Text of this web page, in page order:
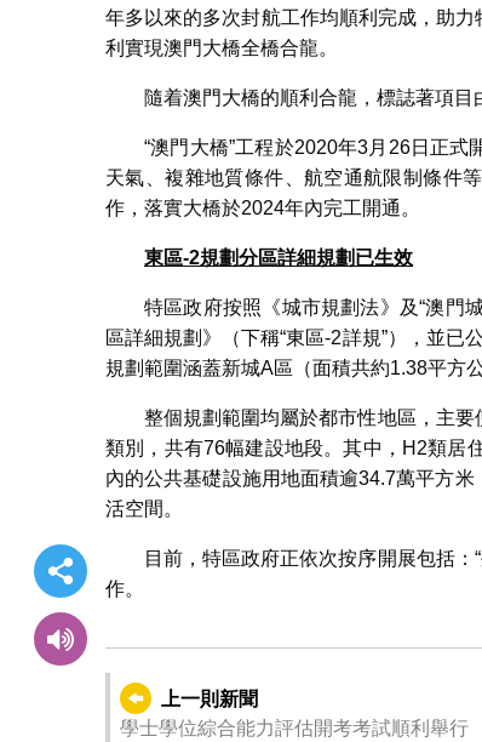
年多以來的多次封航工作均順利完成，助
利實現澳門大橋全橋合龍。
隨着澳門大橋的順利合龍，標誌著項目
“澳門大橋”工程於2020年3月26日正
天氣、複雜地質條件、航空通航限制條件
作，落實大橋於2024年內完工開通。
東區-2規劃分區詳細規劃已生效
特區政府按照《城市規劃法》及“澳
區詳細規劃》（下稱“東區-2詳規”），並已
規劃範圍涵蓋新城A區（面積共約1.38平方
整個規劃範圍均屬於都市性地區，主
類別，共有76幅建設地段。其中，H2類居
內的公共基礎設施用地面積逾34.7萬平方
活空間。
目前，特區政府正依次按序開展包括：
作。
上一則新聞
學士學位綜合能力評估開考考試順利舉行